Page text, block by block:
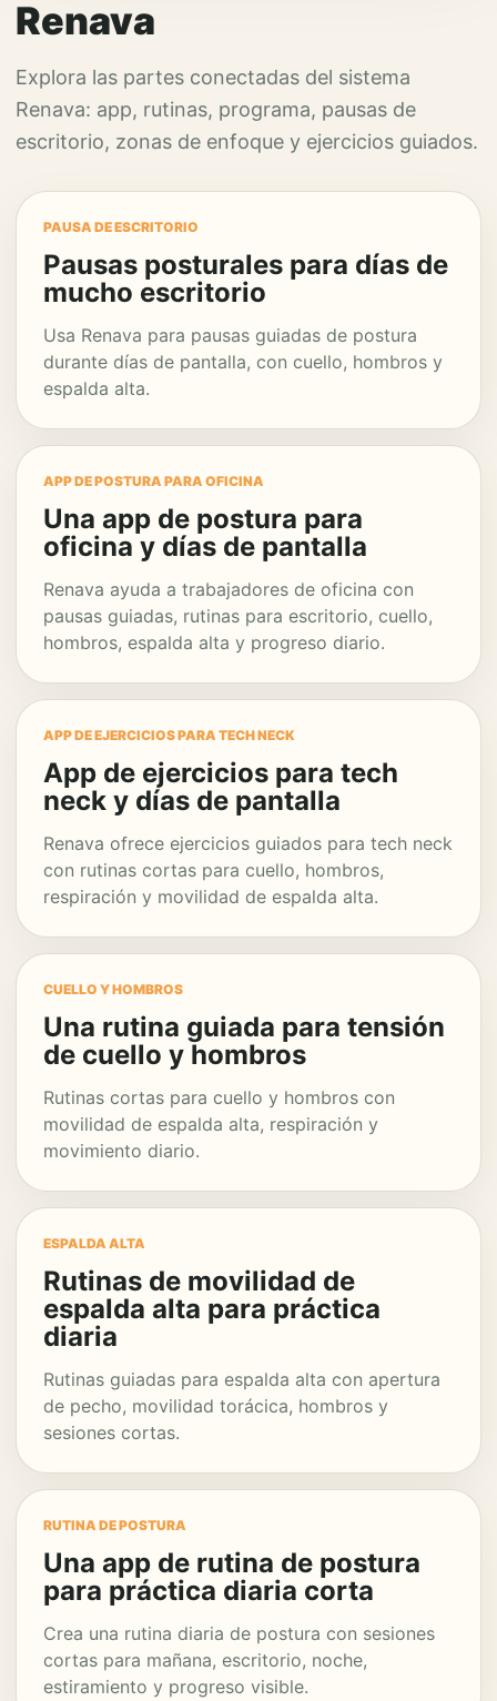
Renava
Explora las partes conectadas del sistema
Renava: app, rutinas, programa, pausas de
escritorio, zonas de enfoque y ejercicios guiados.
PAUSA DE ESCRITORIO
Pausas posturales para días de
mucho escritorio
Usa Renava para pausas guiadas de postura
durante días de pantalla, con cuello, hombros y
espalda alta.
APP DE POSTURA PARA OFICINA
Una app de postura para
oficina y días de pantalla
Renava ayuda a trabajadores de oficina con
pausas guiadas, rutinas para escritorio, cuello,
hombros, espalda alta y progreso diario.
APP DE EJERCICIOS PARA TECH NECK
App de ejercicios para tech
neck y días de pantalla
Renava ofrece ejercicios guiados para tech neck
con rutinas cortas para cuello, hombros,
respiración y movilidad de espalda alta.
CUELLO Y HOMBROS
Una rutina guiada para tensión
de cuello y hombros
Rutinas cortas para cuello y hombros con
movilidad de espalda alta, respiración y
movimiento diario.
ESPALDA ALTA
Rutinas de movilidad de
espalda alta para práctica
diaria
Rutinas guiadas para espalda alta con apertura
de pecho, movilidad torácica, hombros y
sesiones cortas.
RUTINA DE POSTURA
Una app de rutina de postura
para práctica diaria corta
Crea una rutina diaria de postura con sesiones
cortas para mañana, escritorio, noche,
estiramiento y progreso visible.